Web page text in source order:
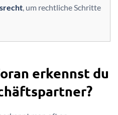
, um rechtliche Schritte
erkennst du